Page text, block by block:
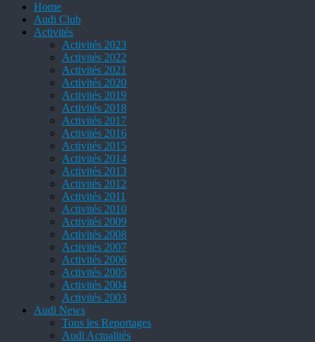
Home
Audi Club
Activités
Activités 2023
Activités 2022
Activités 2021
Activités 2020
Activités 2019
Activités 2018
Activités 2017
Activités 2016
Activités 2015
Activités 2014
Activités 2013
Activités 2012
Activités 2011
Activités 2010
Activités 2009
Activités 2008
Activités 2007
Activités 2006
Activités 2005
Activités 2004
Activités 2003
Audi News
Tous les Reportages
Audi Actualités